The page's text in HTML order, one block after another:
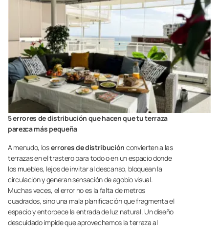
5 errores de distribución que hacen que tu terraza
parezca más pequeña
A menudo, loserrores de distribución convierten a las
terrazas en el trastero para todo o en un espacio donde
los muebles, lejos de invitar al descanso, bloquean la
circulación y generan sensación de agobio visual.
Muchas veces, el error no es la falta de metros
cuadrados, sino una mala planificación que fragmenta el
espacio y entorpece la entrada de luz natural. Un diseño
descuidado impide que aprovechemos la terraza al